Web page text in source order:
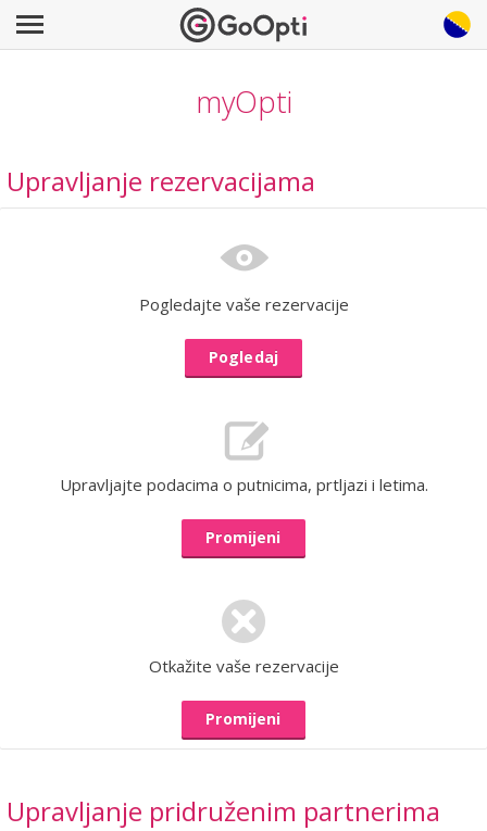
myOpti
Upravljanje rezervacijama
Pogledajte vaše rezervacije
Pogledaj
Upravljajte podacima o putnicima, prtljazi i letima.
Promijeni
Otkažite vaše rezervacije
Promijeni
Upravljanje pridruženim partnerima